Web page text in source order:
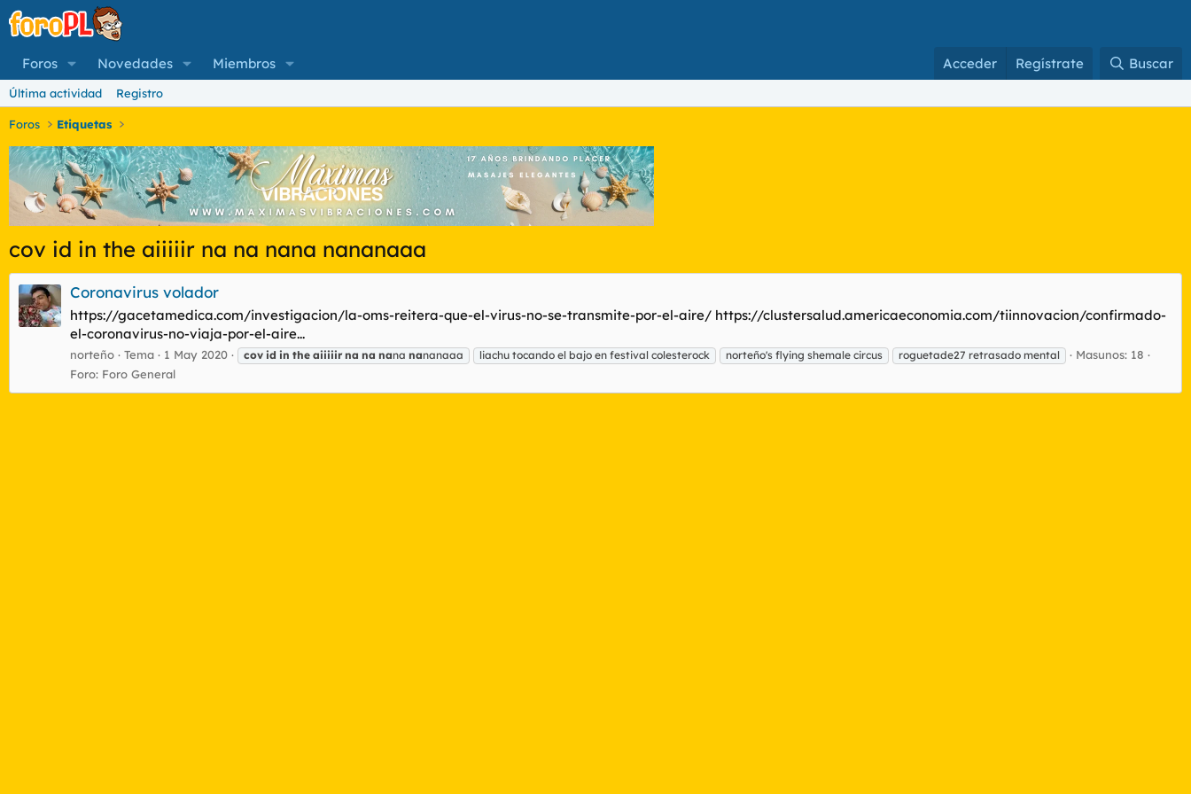
Foros Novedades Miembros Acceder Regístrate Buscar
Última actividad Registro
Foros Etiquetas
cov id in the aiiiiir na na nana nananaaa
Coronavirus volador
https://gacetamedica.com/investigacion/la-oms-reitera-que-el-virus-no-se-transmite-por-el-aire/ https://clustersalud.americaeconomia.com/tiinnovacion/confirmado-
el-coronavirus-no-viaja-por-el-aire...
norteño Tema 1 May 2020 cov id in the aiiiiir na na nana nananaaa liachu tocando el bajo en festival colesterock norteño's flying shemale circus roguetade27 retrasado mental
Masunos: 18
Foro: Foro General